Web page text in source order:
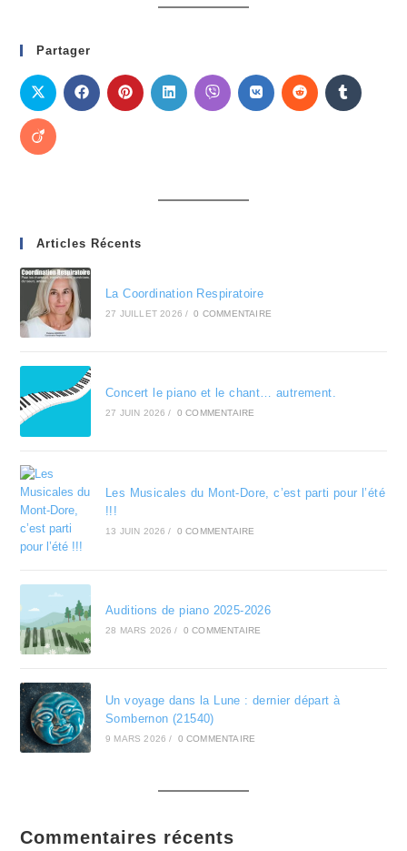
Partager
Articles Récents
La Coordination Respiratoire
27 JUILLET 2026 / 0 COMMENTAIRE
Concert le piano et le chant… autrement.
27 JUIN 2026 / 0 COMMENTAIRE
Les Musicales du Mont-Dore, c’est parti pour l’été
!!!
13 JUIN 2026 / 0 COMMENTAIRE
Auditions de piano 2025-2026
28 MARS 2026 / 0 COMMENTAIRE
Un voyage dans la Lune : dernier départ à
Sombernon (21540)
9 MARS 2026 / 0 COMMENTAIRE
Commentaires récents